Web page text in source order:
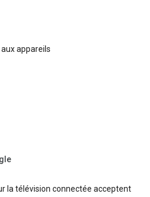
appareils
la télévision connectée acceptent